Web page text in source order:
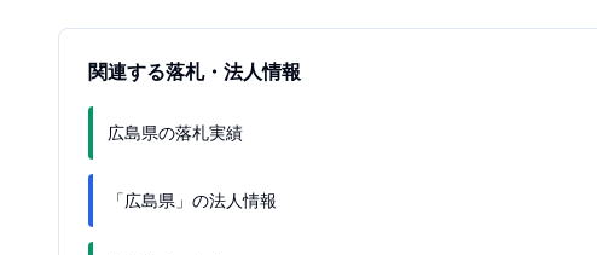
関連する落札・法人情報
広島県の落札実績
「広島県」の法人情報